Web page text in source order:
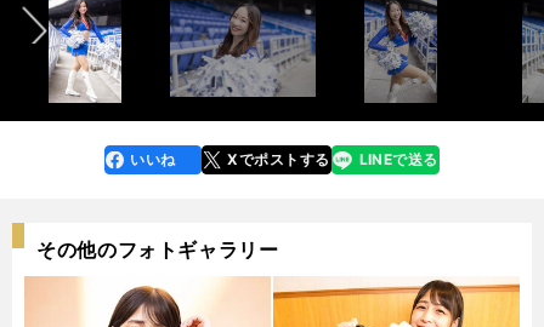
faceboo
k
いいね Xでポストする
line LINEで送る
その他のフォトギャラリー